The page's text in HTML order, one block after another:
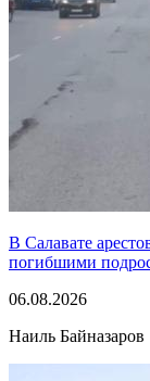
В Салавате
погибшими
06.08.2026
Наиль Байназаров